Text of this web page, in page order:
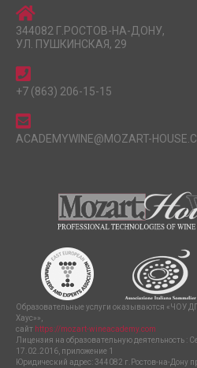
344082 Г.РОСТОВ-НА-ДОНУ,
УЛ. ПУШКИНСКАЯ, 29
+7 (863) 206-15-15
ACADEMYWINE@MOZART-
Образовательные услуги оказываются «ЧОУ
Хаус»»,
сайт https://mozart-wineacademy.com
Лицензия на образовательную деятельность
17.02.2016, приложение 1
Юридический адрес: 344082 г.Ростов-на-Дону